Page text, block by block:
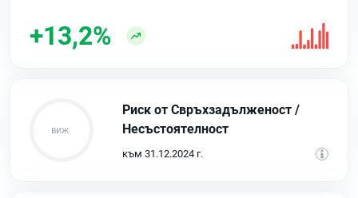
+13,2%
Риск от Свръхзадълженост /
Несъстоятелност
към 31.12.2024 г.